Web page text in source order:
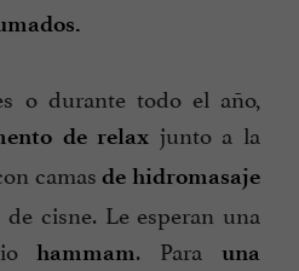
o durante todo el año,
de relax junto a la
camasde hidromasaje
cisne. Le esperan una
hammam. Parauna